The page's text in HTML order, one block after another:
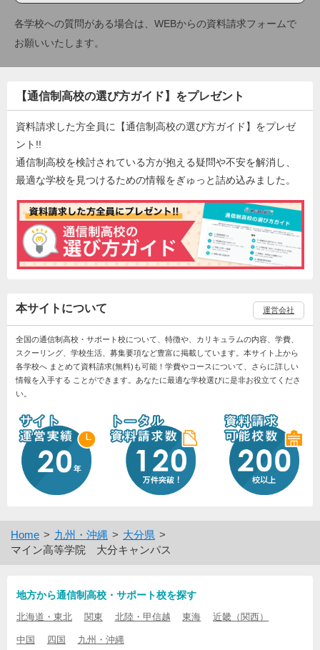
各学校への質問がある場合は、WEBからの資料請求フォームで
お願いいたします。
【通信制高校の選び方ガイド】をプレゼント
資料請求した方全員に【通信制高校の選び方ガイド】をプレゼ
ント!!
通信制高校を検討されている方が抱える疑問や不安を解消し、
最適な学校を見つけるための情報をぎゅっと詰め込みました。
本サイトについて 運営会社
全国の通信制高校・サポート校について、特徴や、カリキュラムの内容、学費、
スクーリング、学校生活、募集要項など豊富に掲載しています。本サイト上から
各学校へ まとめて資料請求(無料)も可能！学費やコースについて、さらに詳しい
情報を入手する ことができます。あなたに最適な学校選びに是非お役立てくださ
い。
Home 九州・沖縄
大分県
マイン高等学院 大分キャンパス
地方から通信制高校・サポート校を探す
北海道・東北 関東 北陸・甲信越 東海 近畿（関西）
中国 四国 九州・沖縄